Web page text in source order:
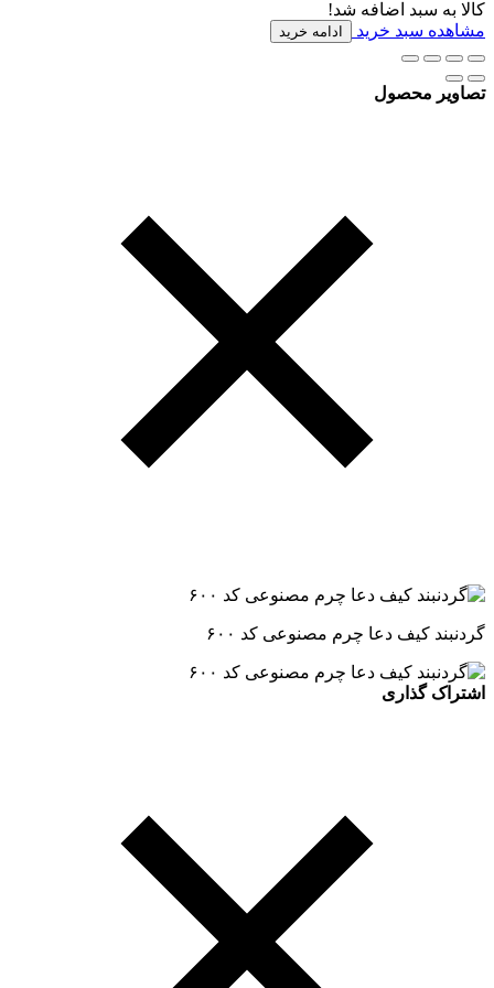
کالا به سبد اضافه شد!
مشاهده سبد خرید
ادامه خرید
تصاویر محصول
گردنبند کیف دعا چرم مصنوعی کد ۶۰۰
اشتراک گذاری